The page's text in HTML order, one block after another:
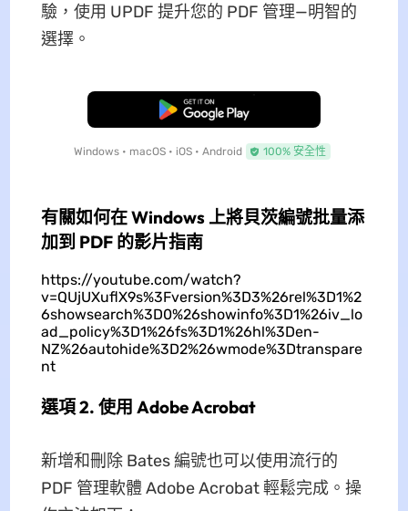
驗，使用 UPDF 提升您的 PDF 管理—明智的
選擇。
免費下載
Windows • macOS • iOS • Android 100% 安全性
有關如何在 Windows 上將貝茨編號批量添
加到 PDF 的影片指南
https://youtube.com/watch?
v=QUjUXuflX9s%3Fversion%3D3%26rel%3D1%2
6showsearch%3D0%26showinfo%3D1%26iv_lo
ad_policy%3D1%26fs%3D1%26hl%3Den-
NZ%26autohide%3D2%26wmode%3Dtranspare
nt
選項 2. 使用 Adob​​e Acrobat
新增和刪除 Bates 編號也可以使用流行的
PDF 管理軟體 Adob​​e Acrobat 輕鬆完成。操